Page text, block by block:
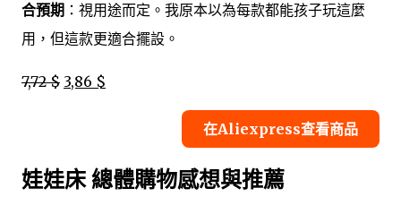
合預期 ：視用途而定。我原本以為每款都能孩子玩這麼
用，但這款更適合擺設。
7,72 $ 3,86 $
在Aliexpress查看商品
娃娃床 總體購物感想與推薦